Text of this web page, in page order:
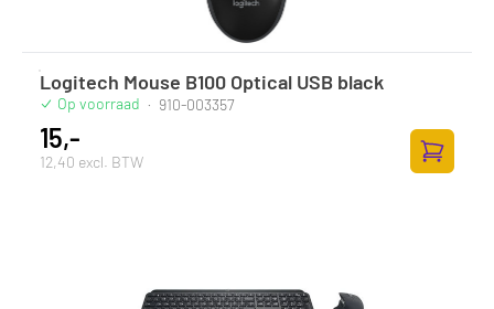
Logitech Mouse B100 Optical USB black
Op voorraad · 910-003357
15,-
12,40 excl. BTW